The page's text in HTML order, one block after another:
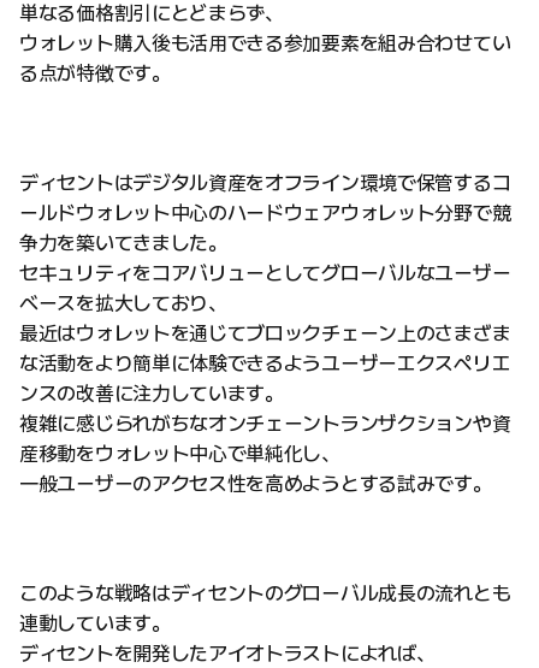
単なる価格割引にとどまらず、
ウォレット購入後も活用できる参加要素を組み合わせてい
る点が特徴です。
ディセントはデジタル資産をオフライン環境で保管するコ
ールドウォレット中心のハードウェアウォレット分野で競
争力を築いてきました。
セキュリティをコアバリューとしてグローバルなユーザー
ベースを拡大しており、
最近はウォレットを通じてブロックチェーン上のさまざま
な活動をより簡単に体験できるようユーザーエクスペリエ
ンスの改善に注力しています。
複雑に感じられがちなオンチェーントランザクションや資
産移動をウォレット中心で単純化し、
一般ユーザーのアクセス性を高めようとする試みです。
このような戦略はディセントのグローバル成長の流れとも
連動しています。
ディセントを開発したアイオトラストによれば、